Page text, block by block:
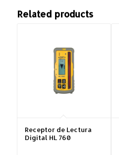
Related products
Receptor de Lectura
Digital HL 760